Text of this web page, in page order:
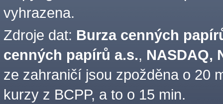
vyhrazena.
Zdroje dat: Burza cenných
cenných papírů a.s., NASDAQ,
ze zahraničí jsou zpožděna o 20
kurzy z BCPP, a to o 15 min.